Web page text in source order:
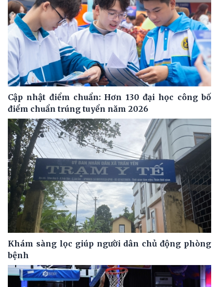
Cập nhật điểm chuẩn: Hơn 130 đại học công bố
điểm chuẩn trúng tuyển năm 2026
Khám sàng lọc giúp người dân chủ động phòng
bệnh